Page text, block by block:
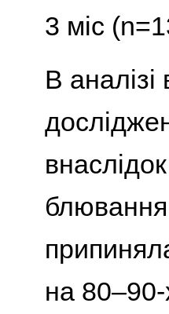
3 міс
В
блювання
на